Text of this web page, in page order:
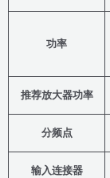
功率
推荐放大器功率
分频点
输入连接器